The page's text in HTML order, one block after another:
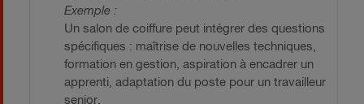
Exemple :
Un salon de coiffure peut intégrer des questions
spécifiques : maîtrise de nouvelles techniques,
formation en gestion, aspiration à encadrer un
apprenti, adaptation du poste pour un travailleur
senior.